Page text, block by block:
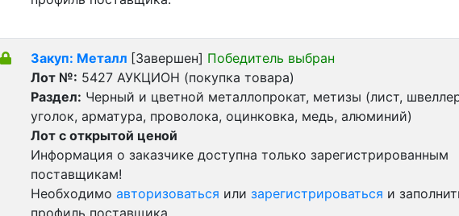
Закуп: Металл [Завершен] Победитель выбран
Лот №: 5427 АУКЦИОН (покупка товара)
Раздел: Черный и цветной металлопрокат, метизы (лист,
уголок, арматура, проволока, оцинковка, медь, алюминий)
Лот с открытой ценой
Информация о заказчике доступна только зарегистрированным
поставщикам!
Необходимо авторизоваться или зарегистрироваться и
профиль поставщика.